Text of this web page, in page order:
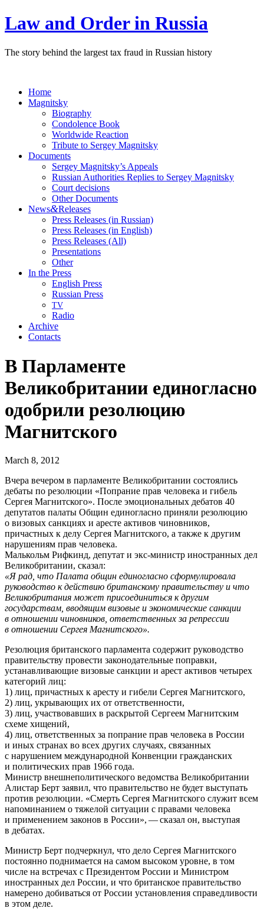
Law and Order in Russia
The story behind the largest tax fraud in Russian history
Home
Magnitsky
Biography
Condolence Book
Worldwide Reaction
Tribute to Sergey Magnitsky
Documents
Sergey Magnitsky’s Appeals
Russian Authorities Replies to Sergey Magnitsky
Court decisions
Other Documents
News&Releases
Press Releases (in Russian)
Press Releases (in English)
Press Releases (All)
Presentations
Other
In the Press
English Press
Russian Press
TV
Radio
Archive
Contacts
В Парламенте
Великобритании единогласно
одобрили резолюцию
Магнитского
March 8, 2012
Вчера вечером в парламенте Великобритании состоялись
дебаты по резолюции «Попрание прав человека и гибель
Сергея Магнитского». После эмоциональных дебатов 40
депутатов палаты Общин единогласно приняли резолюцию
о визовых санкциях и аресте активов чиновников,
причастных к делу Сергея Магнитского, а также к другим
нарушениям прав человека.
Малькольм Рифкинд, депутат и экс-министр иностранных дел
Великобритании, сказал:
«Я рад, что Палата общин единогласно сформулировала
руководство к действию британскому правительству и что
Великобритания может присоединиться к другим
государствам, вводящим визовые и экономические санкции
в отношении чиновников, ответственных за репрессии
в отношении Сергея Магнитского».
Резолюция британского парламента содержит руководство
правительству провести законодательные поправки,
устанавливающие визовые санкции и арест активов четырех
категорий лиц:
1) лиц, причастных к аресту и гибели Сергея Магнитского,
2) лиц, укрывающих их от ответственности,
3) лиц, участвовавших в раскрытой Сергеем Магнитским
схеме хищений,
4) лиц, ответственных за попрание прав человека в России
и иных странах во всех других случаях, связанных
с нарушением международной Конвенции гражданских
и политических прав 1966 года.
Министр внешнеполитического ведомства Великобритании
Алистар Берт заявил, что правительство не будет выступать
против резолюции. «Смерть Сергея Магнитского служит всем
напоминанием о тяжелой ситуации с правами человека
и применением законов в России», — сказал он, выступая
в дебатах.
Министр Берт подчеркнул, что дело Сергея Магнитского
постоянно поднимается на самом высоком уровне, в том
числе на встречах с Президентом России и Министром
иностранных дел России, и что британское правительство
намерено добиваться от России установления справедливости
в этом деле.